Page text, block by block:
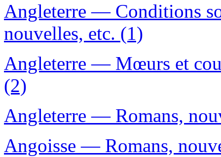
Angleterre — Conditions
nouvelles, etc. (1)
Angleterre — Mœurs et
(2)
Angleterre — Romans,
Angoisse — Romans,